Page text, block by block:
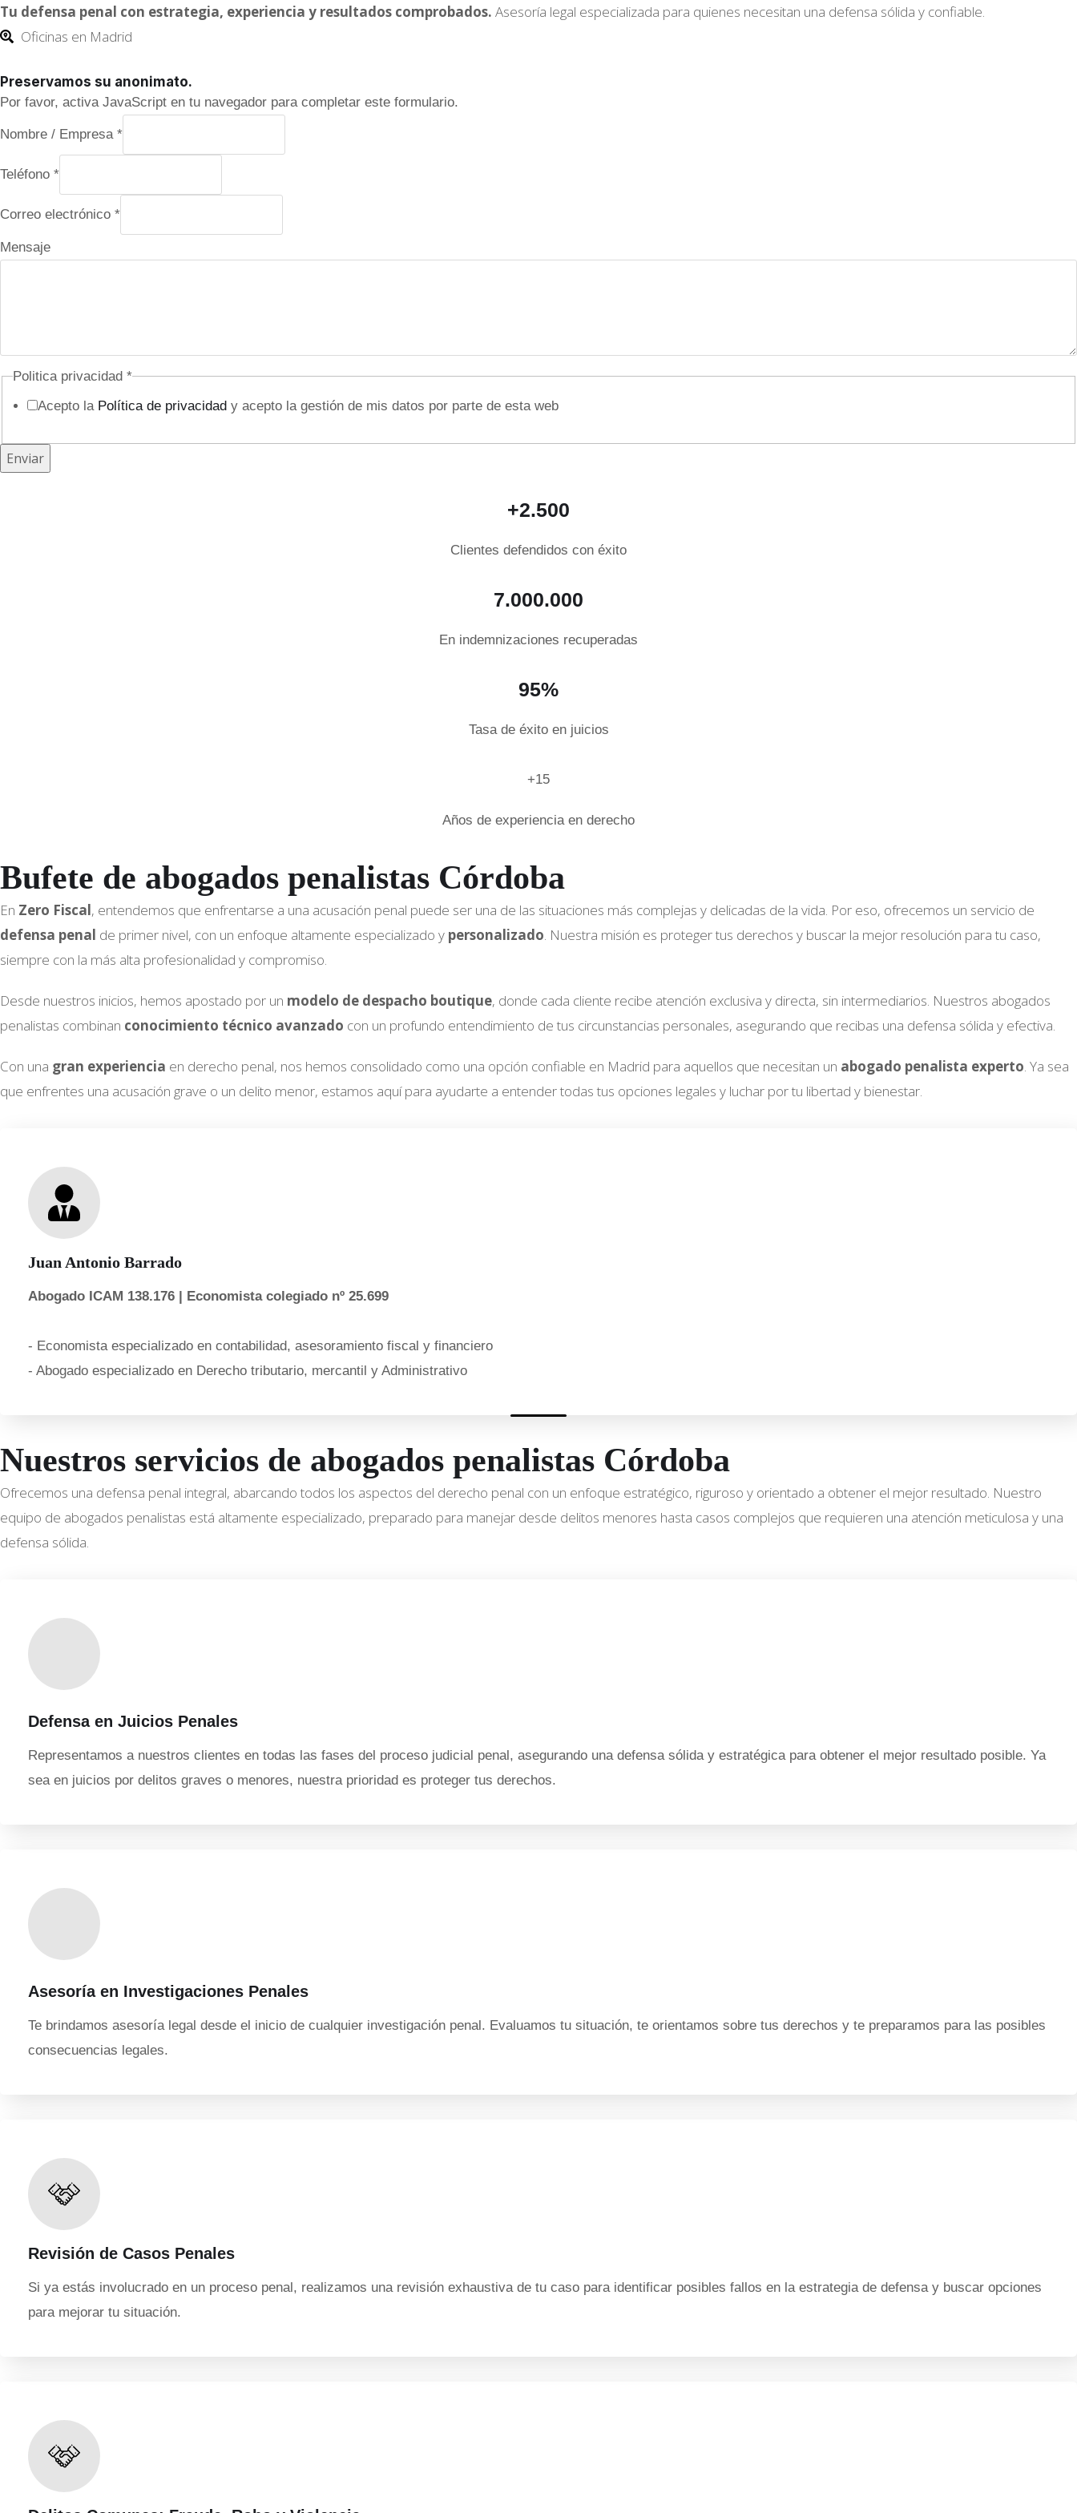
Tu defensa penal con estrategia, experiencia y resultados comprobados. Asesoría legal especializada para quienes necesitan una defensa sólida y confiable.
Oficinas en Madrid
Preservamos su anonimato.
Por favor, activa JavaScript en tu navegador para completar este formulario.
M
n
j
m
b
o
c
Nombre / Empresa *
Teléfono *
Correo electrónico *
Mensaje
Politica privacidad *
Acepto la Política de privacidady acepto la gestión de mis datos por parte de esta web
Enviar
+2.500
Clientes defendidos con éxito
7.000.000
En indemnizaciones recuperadas
95%
Tasa de éxito en juicios
+15
Años de experiencia en derecho
Bufete de abogados penalistas Córdoba
En Zero Fiscal, entendemos que enfrentarse a una acusación penal puede ser una de las situaciones más complejas y delicadas de la vida. Por eso, ofrecemos un servicio de
defensa penal de primer nivel, con un enfoque altamente especializado y personalizado . Nuestra misión es proteger tus derechos y buscar la mejor resolución para tu caso,
siempre con la más alta profesionalidad y compromiso.
Desde nuestros inicios, hemos apostado por un modelo de despacho boutique, donde cada cliente recibe atención exclusiva y directa, sin intermediarios. Nuestros abogados
penalistas combinan conocimiento técnico avanzado con un profundo entendimiento de tus circunstancias personales, asegurando que recibas una defensa sólida y efectiva.
Con una gran experiencia en derecho penal, nos hemos consolidado como una opción confiable en Madrid para aquellos que necesitan un abogado penalista experto . Ya sea
que enfrentes una acusación grave o un delito menor, estamos aquí para ayudarte a entender todas tus opciones legales y luchar por tu libertad y bienestar.
Juan Antonio Barrado
Abogado ICAM 138.176 | Economista colegiado nº 25.699
- Economista especializado en contabilidad, asesoramiento fiscal y financiero
- Abogado especializado en Derecho tributario, mercantil y Administrativo
Nuestros servicios de abogados penalistas Córdoba
Ofrecemos una defensa penal integral, abarcando todos los aspectos del derecho penal con un enfoque estratégico, riguroso y orientado a obtener el mejor resultado. Nuestro
equipo de abogados penalistas está altamente especializado, preparado para manejar desde delitos menores hasta casos complejos que requieren una atención meticulosa y una
defensa sólida.
Defensa en Juicios Penales
Representamos a nuestros clientes en todas las fases del proceso judicial penal, asegurando una defensa sólida y estratégica para obtener el mejor resultado posible. Ya
sea en juicios por delitos graves o menores, nuestra prioridad es proteger tus derechos.
Asesoría en Investigaciones Penales
Te brindamos asesoría legal desde el inicio de cualquier investigación penal. Evaluamos tu situación, te orientamos sobre tus derechos y te preparamos para las posibles
consecuencias legales.
Revisión de Casos Penales
Si ya estás involucrado en un proceso penal, realizamos una revisión exhaustiva de tu caso para identificar posibles fallos en la estrategia de defensa y buscar opciones
para mejorar tu situación.